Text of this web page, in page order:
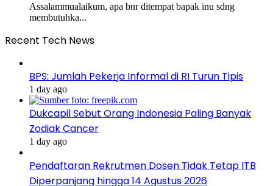
Assalammualaikum, apa bnr ditempat bapak inu sdng
membutuhka...
Recent Tech News
BPS: Jumlah Pekerja Informal di RI Turun Tipis
1 day ago
Dukcapil Sebut Orang Indonesia Paling Banyak
Zodiak Cancer
1 day ago
Pendaftaran Rekrutmen Dosen Tidak Tetap ITB
Diperpanjang hingga 14 Agustus 2026